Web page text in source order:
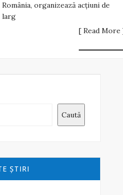
organizează acţiuni de
larg
[ Read More
Caută
ŞTIRI